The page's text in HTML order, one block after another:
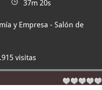
37m 20s
y Empresa - Salón de
visitas